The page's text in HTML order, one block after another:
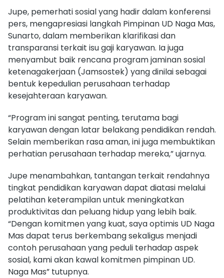
Jupe, pemerhati sosial yang hadir dalam konferensi
pers, mengapresiasi langkah Pimpinan UD Naga Mas,
Sunarto, dalam memberikan klarifikasi dan
transparansi terkait isu gaji karyawan. Ia juga
menyambut baik rencana program jaminan sosial
ketenagakerjaan (Jamsostek) yang dinilai sebagai
bentuk kepedulian perusahaan terhadap
kesejahteraan karyawan.
“Program ini sangat penting, terutama bagi
karyawan dengan latar belakang pendidikan rendah.
Selain memberikan rasa aman, ini juga membuktikan
perhatian perusahaan terhadap mereka,” ujarnya.
Jupe menambahkan, tantangan terkait rendahnya
tingkat pendidikan karyawan dapat diatasi melalui
pelatihan keterampilan untuk meningkatkan
produktivitas dan peluang hidup yang lebih baik.
“Dengan komitmen yang kuat, saya optimis UD Naga
Mas dapat terus berkembang sekaligus menjadi
contoh perusahaan yang peduli terhadap aspek
sosial, kami akan kawal komitmen pimpinan UD.
Naga Mas” tutupnya.